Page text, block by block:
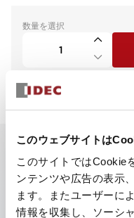
このウェブサイトは
このサイトではCookie
ンテンツや広告の表示
ます。またユーザーに
情報を収集し、ソーシ
数量を選択
主な特長
工作機械や産業機械を